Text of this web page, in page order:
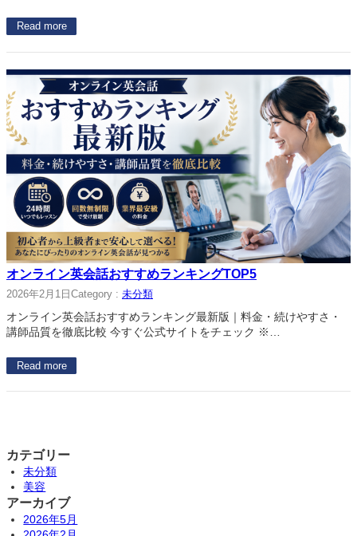
Read more
オンライン英会話おすすめランキングTOP5
2026年2月1日 Category : 未分類
オンライン英会話おすすめランキング最新版｜料金・続けやすさ・
講師品質を徹底比較 今すぐ公式サイトをチェック ※…
Read more
カテゴリー
未分類
美容
アーカイブ
2026年5月